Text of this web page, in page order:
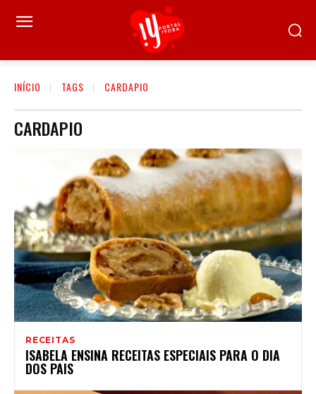
INÍCIO TAGS CARDAPIO
CARDAPIO
RECEITAS
ISABELA ENSINA RECEITAS ESPECIAIS PARA O DIA
DOS PAIS